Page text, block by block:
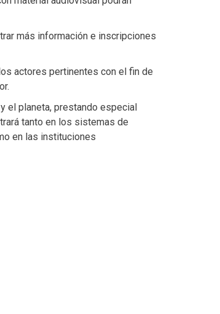
más información e inscripciones
actores pertinentes con el fin de
el planeta, prestando especial
tanto en los sistemas de
en las instituciones